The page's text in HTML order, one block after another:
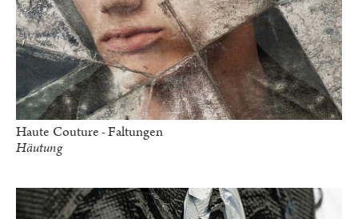
Haute Couture - Faltungen
Häutung